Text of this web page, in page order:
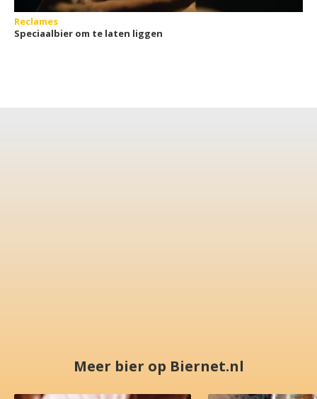
Reclames
Speciaalbier om te laten liggen
Meer bier op Biernet.nl